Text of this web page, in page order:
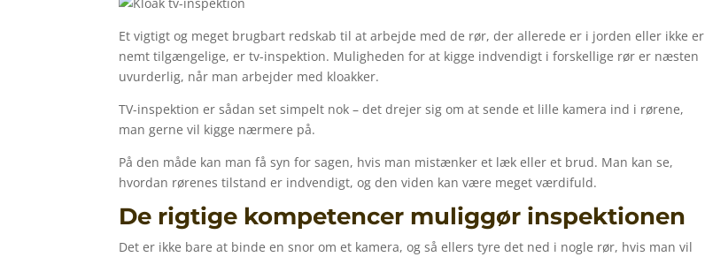
Et vigtigt og meget brugbart redskab til at arbejde med de rør, der allerede er i jorden eller ikke er
nemt tilgængelige, er tv-inspektion. Muligheden for at kigge indvendigt i forskellige rør er næsten
uvurderlig, når man arbejder med kloakker.
TV-inspektion er sådan set simpelt nok – det drejer sig om at sende et lille kamera ind i rørene,
man gerne vil kigge nærmere på.
På den måde kan man få syn for sagen, hvis man mistænker et læk eller et brud. Man kan se,
hvordan rørenes tilstand er indvendigt, og den viden kan være meget værdifuld.
De rigtige kompetencer muliggør inspektionen
Det er ikke bare at binde en snor om et kamera, og så ellers tyre det ned i nogle rør, hvis man vil